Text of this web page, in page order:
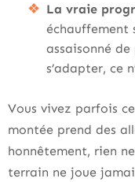
La vraie
échauffement
assaisonné
s’adapter, ce
Vous vivez parfois
montée prend des
honnêtement, rien
terrain ne joue